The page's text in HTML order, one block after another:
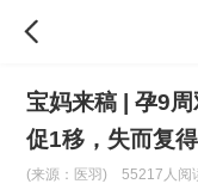
宝妈来稿 | 孕9
促1移，失而复
(来源：医羽) 55217人阅